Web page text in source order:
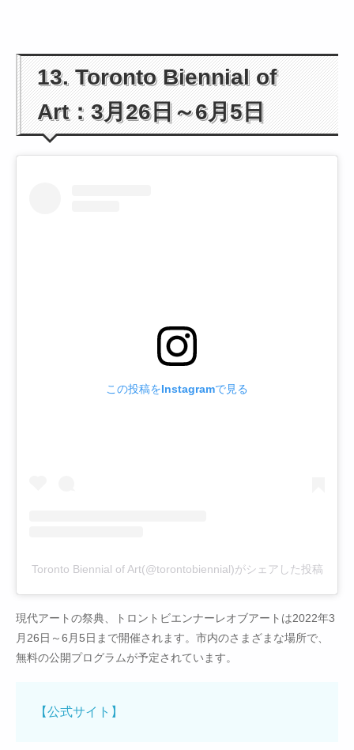
13. Toronto Biennial of
Art：3月26日～6月5日
この投稿をInstagramで見る
Toronto Biennial of Art(@torontobiennial)がシェアした投稿
現代アートの祭典、トロントビエンナーレオブアートは2022年3
月26日～6月5日まで開催されます。市内のさまざまな場所で、
無料の公開プログラムが予定されています。
【公式サイト】